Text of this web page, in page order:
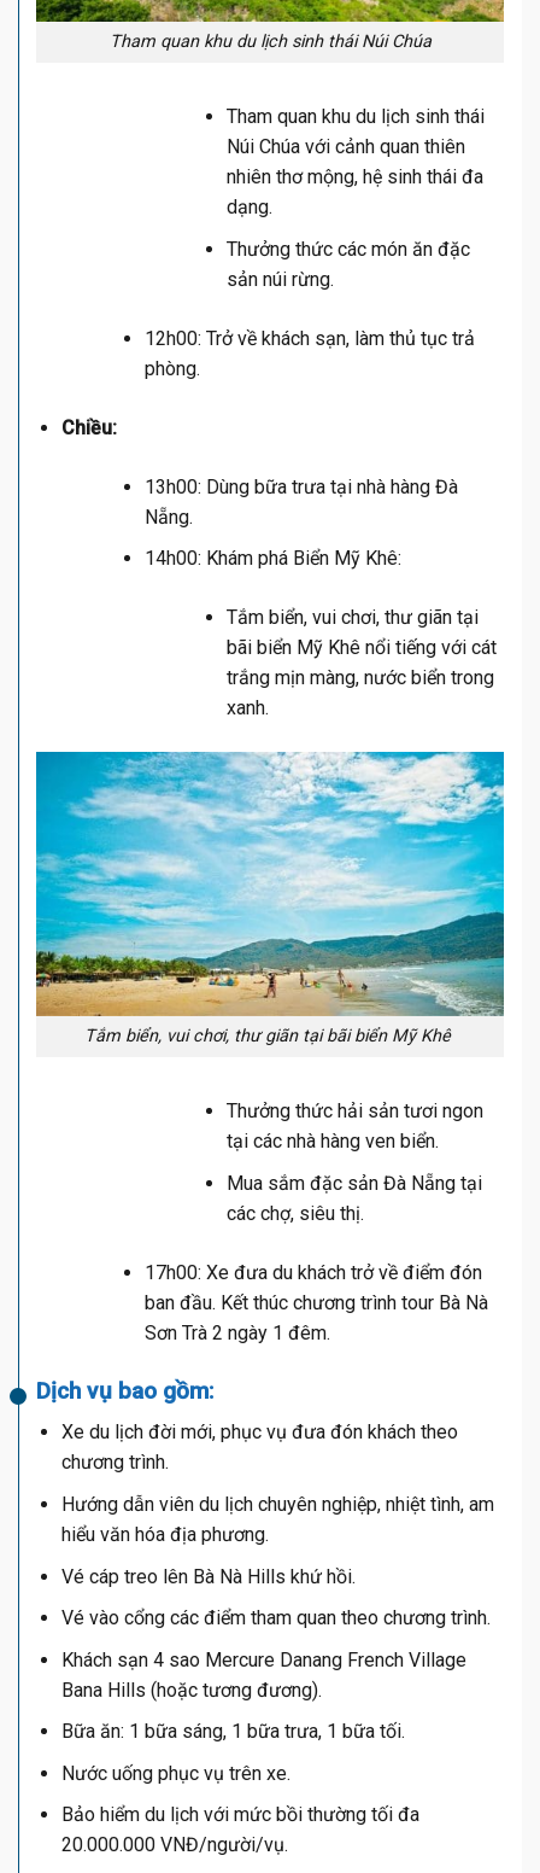
Tham quan khu du lịch sinh thái Núi Chúa
Tham quan khu du lịch sinh thái
Núi Chúa với cảnh quan thiên
nhiên thơ mộng, hệ sinh thái đa
dạng.
Thưởng thức các món ăn đặc
sản núi rừng.
12h00: Trở về khách sạn, làm thủ tục trả
phòng.
Chiều:
13h00: Dùng bữa trưa tại nhà hàng Đà
Nẵng.
14h00: Khám phá Biển Mỹ Khê:
Tắm biển, vui chơi, thư giãn tại
bãi biển Mỹ Khê nổi tiếng với cát
trắng mịn màng, nước biển trong
xanh.
Tắm biển, vui chơi, thư giãn tại bãi biển Mỹ Khê
Thưởng thức hải sản tươi ngon
tại các nhà hàng ven biển.
Mua sắm đặc sản Đà Nẵng tại
các chợ, siêu thị.
17h00: Xe đưa du khách trở về điểm đón
ban đầu. Kết thúc chương trình tour Bà Nà
Sơn Trà 2 ngày 1 đêm.
Dịch vụ bao gồm:
Xe du lịch đời mới, phục vụ đưa đón khách theo
chương trình.
Hướng dẫn viên du lịch chuyên nghiệp, nhiệt tình, am
hiểu văn hóa địa phương.
Vé cáp treo lên Bà Nà Hills khứ hồi.
Vé vào cổng các điểm tham quan theo chương trình.
Khách sạn 4 sao Mercure Danang French Village
Bana Hills (hoặc tương đương).
Bữa ăn: 1 bữa sáng, 1 bữa trưa, 1 bữa tối.
Nước uống phục vụ trên xe.
Bảo hiểm du lịch với mức bồi thường tối đa
20.000.000 VNĐ/người/vụ.